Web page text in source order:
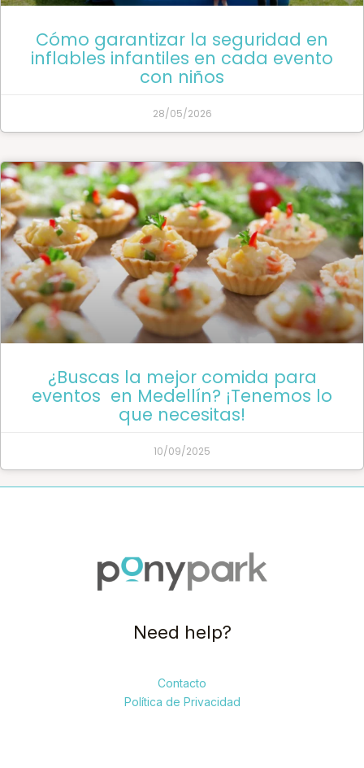
Cómo garantizar la seguridad en
inflables infantiles en cada evento
con niños
28/05/2026
¿Buscas la mejor comida para
eventos en Medellín? ¡Tenemos lo
que necesitas!
10/09/2025
Need help?
Contacto
Política de Privacidad